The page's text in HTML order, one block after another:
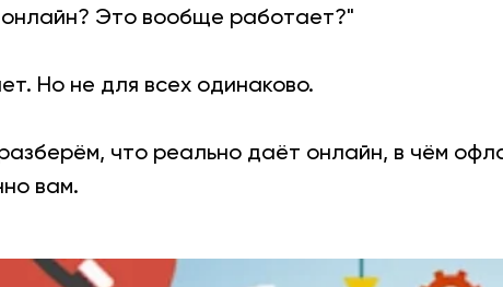
онлайн? Это вообще работает?"
Но не для всех одинаково.
что реально даёт онлайн, в чём
вам.